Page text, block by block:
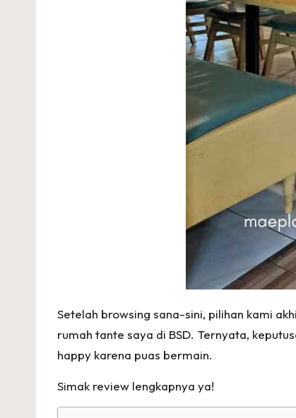
Setelah browsing sana-sini, pilihan kami
rumah tante saya di BSD. Ternyata,
happy karena puas bermain.
Simak review lengkapnya ya!